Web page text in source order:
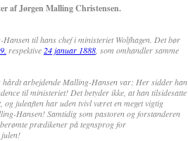
af Jørgen Malling Christensen.
til hans chef i ministeriet Wolfhagen. Det bør
respektive 24 januar 1888 , som omhandler samme
hårdt arbejdende Malling-Hansen var: Her sidder han
til ministeriet! Det betyder ikke, at han tilsidesatte
juleaften har uden tvivl været en meget vigtig
Hansen! Samtidig som pastoren og forstanderen
prædikener på tegnsprog for
julen!